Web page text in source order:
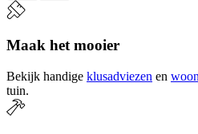
Maak het mooier
Bekijk handige klusadviezen en
tuin.